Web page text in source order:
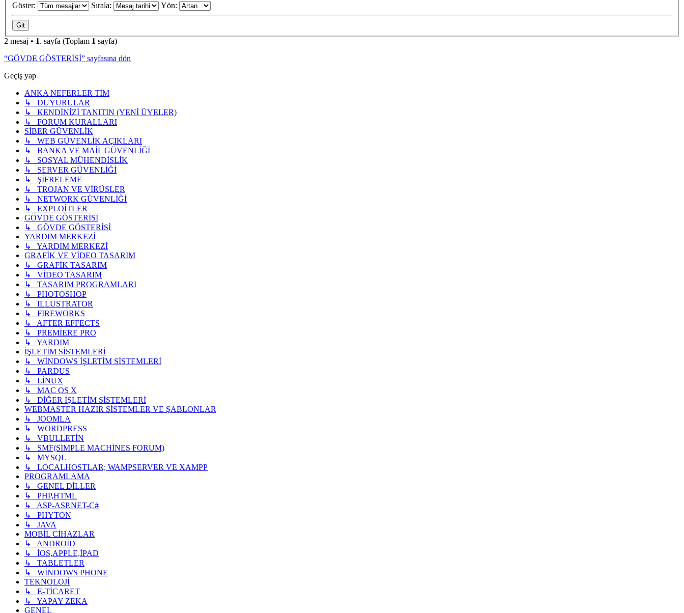
Göster: Sırala: Yön:
2 mesaj • 1. sayfa (Toplam 1 sayfa)
“GÖVDE GÖSTERİSİ” sayfasına dön
Geçiş yap
ANKA NEFERLER TİM
↳ DUYURULAR
↳ KENDİNİZİ TANITIN (YENİ ÜYELER)
↳ FORUM KURALLARI
SİBER GÜVENLİK
↳ WEB GÜVENLİK AÇIKLARI
↳ BANKA VE MAİL GÜVENLİĞİ
↳ SOSYAL MÜHENDİSLİK
↳ SERVER GÜVENLİĞİ
↳ ŞİFRELEME
↳ TROJAN VE VİRÜSLER
↳ NETWORK GÜVENLİĞİ
↳ EXPLOİTLER
GÖVDE GÖSTERİSİ
↳ GÖVDE GÖSTERİSİ
YARDIM MERKEZİ
↳ YARDIM MERKEZİ
GRAFİK VE VİDEO TASARIM
↳ GRAFİK TASARIM
↳ VİDEO TASARIM
↳ TASARIM PROGRAMLARI
↳ PHOTOSHOP
↳ ILLUSTRATOR
↳ FIREWORKS
↳ AFTER EFFECTS
↳ PREMİERE PRO
↳ YARDIM
İŞLETİM SİSTEMLERİ
↳ WİNDOWS İŞLETİM SİSTEMLERİ
↳ PARDUS
↳ LİNUX
↳ MAC OS X
↳ DİĞER İŞLETİM SİSTEMLERİ
WEBMASTER HAZIR SİSTEMLER VE ŞABLONLAR
↳ JOOMLA
↳ WORDPRESS
↳ VBULLETİN
↳ SMF(SİMPLE MACHİNES FORUM)
↳ MYSQL
↳ LOCALHOSTLAR; WAMPSERVER VE XAMPP
PROGRAMLAMA
↳ GENEL DİLLER
↳ PHP,HTML
↳ ASP-ASP.NET-C#
↳ PHYTON
↳ JAVA
MOBİL CİHAZLAR
↳ ANDROİD
↳ İOS,APPLE,İPAD
↳ TABLETLER
↳ WİNDOWS PHONE
TEKNOLOJİ
↳ E-TİCARET
↳ YAPAY ZEKA
GENEL